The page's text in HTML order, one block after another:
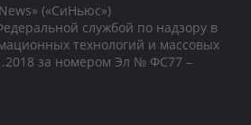
(«СиНьюс»)
службой по надзору в
технологий и массовых
за номером Эл № ФС77 –